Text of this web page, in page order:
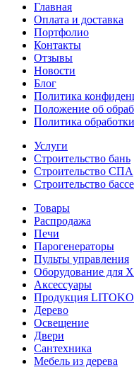
Главная
Оплата и доставка
Портфолио
Контакты
Отзывы
Новости
Блог
Политика
Положение об
Политика
Услуги
Строительство бань
Строительство СПА
Строительство
Товары
Распродажа
Печи
Парогенераторы
Пульты управления
Оборудование для
Аксессуары
Продукция
Дерево
Освещение
Двери
Сантехника
Мебель из дерева